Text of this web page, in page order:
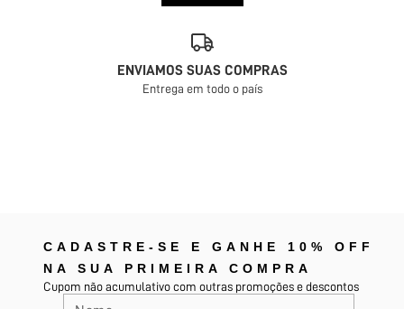
ENVIAMOS SUAS COMPRAS
Entrega em todo o país
CADASTRE-SE E GANHE 10% OFF
NA SUA PRIMEIRA COMPRA
Cupom não acumulativo com outras promoções e descontos